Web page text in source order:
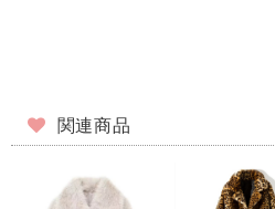
関連商品